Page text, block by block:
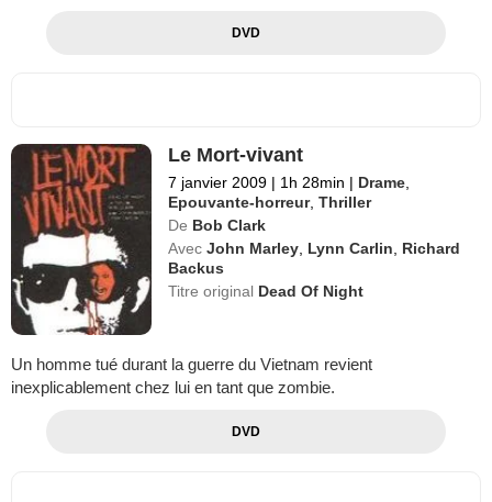
DVD
Le Mort-vivant
7 janvier 2009 | 1h 28min | Drame
Epouvante-horreur,Thriller
De Bob Clark
Avec John Marley Lynn Carlin
Richard
Backus
Titre original Dead Of Night
Un homme tué durant la guerre du Vietnam revient
inexplicablement chez lui en tant que zombie.
DVD